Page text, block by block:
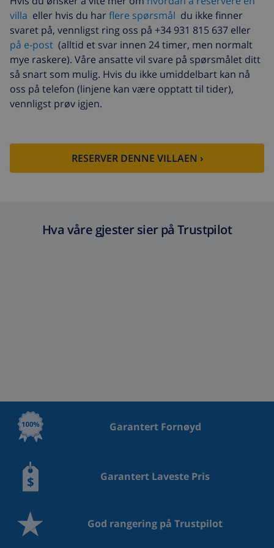
Sen utsjekking
USD 113,75
Ekstra rengjøring
basert på energiforbruk
(USD 52,77/HOUR)
Avbestillingsdepositum:
4.80% av totalbeløp
villa eller hvis du har flere spørsmål du ikke finner
svaret på, vennligst ring oss på +34 931 815 637 eller
på e-post (alltid et svar innen 24 timer, men normalt
mye raskere). Våre ansatte vil svare på spørsmålet ditt
så snart som mulig. Hvis du ikke umiddelbart kan nå
oss på telefon (linjene kan være opptatt til tider),
vennligst prøv igjen.
RESERVER DENNE VILLAEN ›
Hva våre gjester sier på Trustpilot
Garantert Fornøyd
Garantert Laveste Pris
God rangering på Trustpilot